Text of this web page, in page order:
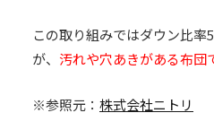
この取り組みではダウン比
が、 汚れや穴あきがある布団
※参照元： 株式会社ニトリ